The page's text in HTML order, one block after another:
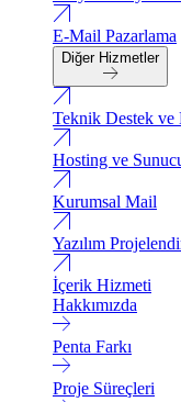
E-Mail Pazarlama
Diğer Hizmetler
Teknik Destek ve
Hosting ve
Kurumsal Mail
Yazılım
İçerik Hizmeti
Hakkımızda
Penta Farkı
Proje Süreçleri